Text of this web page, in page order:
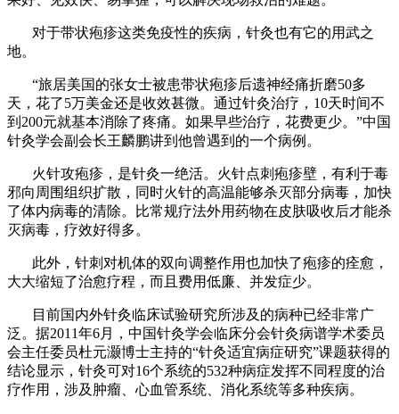
对于带状疱疹这类免疫性的疾病，针灸也有它的用武之
地。
“旅居美国的张女士被患带状疱疹后遗神经痛折磨50多
天，花了5万美金还是收效甚微。通过针灸治疗，10天时间不
到200元就基本消除了疼痛。如果早些治疗，花费更少。”中国
针灸学会副会长王麟鹏讲到他曾遇到的一个病例。
火针攻疱疹，是针灸一绝活。火针点刺疱疹壁，有利于毒
邪向周围组织扩散，同时火针的高温能够杀灭部分病毒，加快
了体内病毒的清除。比常规疗法外用药物在皮肤吸收后才能杀
灭病毒，疗效好得多。
此外，针刺对机体的双向调整作用也加快了疱疹的痊愈，
大大缩短了治愈疗程，而且费用低廉、并发症少。
目前国内外针灸临床试验研究所涉及的病种已经非常广
泛。据2011年6月，中国针灸学会临床分会针灸病谱学术委员
会主任委员杜元灏博士主持的“针灸适宜病症研究”课题获得的
结论显示，针灸可对16个系统的532种病症发挥不同程度的治
疗作用，涉及肿瘤、心血管系统、消化系统等多种疾病。